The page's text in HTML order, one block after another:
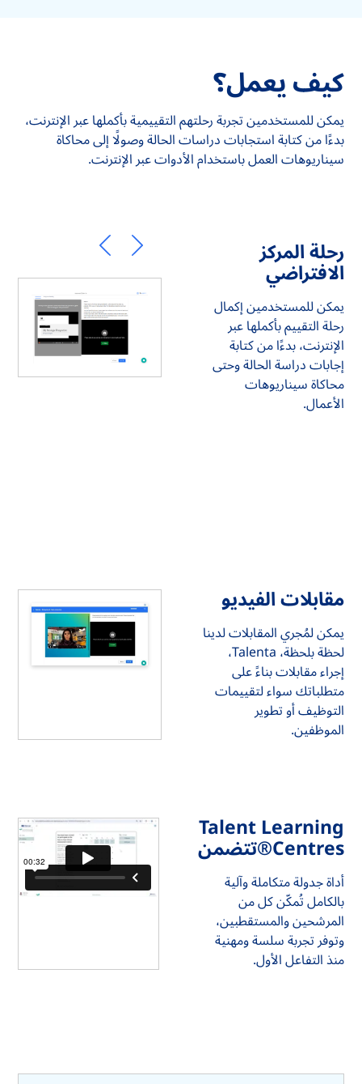
كيف يعمل؟
يمكن للمستخدمين تجربة رحلتهم التقييمية بأكملها عبر الإنترنت،
بدءًا من كتابة استجابات دراسات الحالة وصولًا إلى محاكاة
سيناريوهات العمل باستخدام الأدوات عبر الإنترنت.
رحلة المركز
الافتراضي
يمكن للمستخدمين إكمال
رحلة التقييم بأكملها عبر
الإنترنت، بدءًا من كتابة
إجابات دراسة الحالة وحتى
محاكاة سيناريوهات
الأعمال.
مقابلات الفيديو
يمكن لمُجري المقابلات لدينا
لحظة بلحظة، Talenta،
إجراء مقابلات بناءً على
متطلباتك سواء لتقييمات
التوظيف أو تطوير
الموظفين.
Talent Learning
Centres®️تتضمن
أداة جدولة متكاملة وآلية
بالكامل تُمكّن كل من
المرشحين والمستقطبين،
وتوفر تجربة سلسة ومهنية
منذ التفاعل الأول.